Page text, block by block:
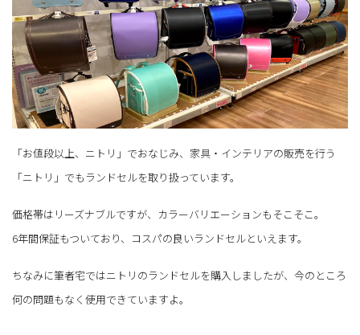
「お値段以上、ニトリ」でおなじみ、家具・インテリアの販売を行う
「ニトリ」でもランドセルを取り扱っています。
価格帯はリーズナブルですが、カラーバリエーションもそこそこ。
6年間保証もついており、コスパの良いランドセルといえます。
ちなみに筆者宅ではニトリのランドセルを購入しましたが、今のところ
何の問題もなく使用できていますよ。